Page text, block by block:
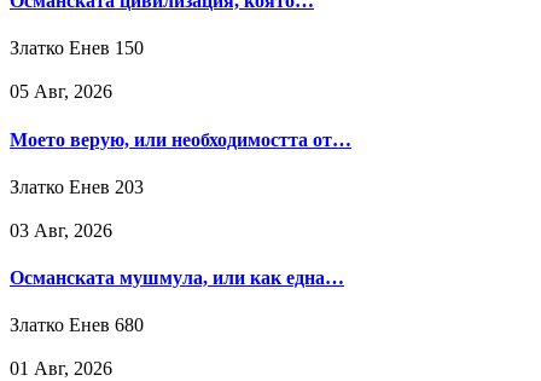
Златко Енев 150
05 Авг, 2026
Моето верую, или необходимостта от…
Златко Енев 203
03 Авг, 2026
Османската мушмула, или как една…
Златко Енев 680
01 Авг, 2026